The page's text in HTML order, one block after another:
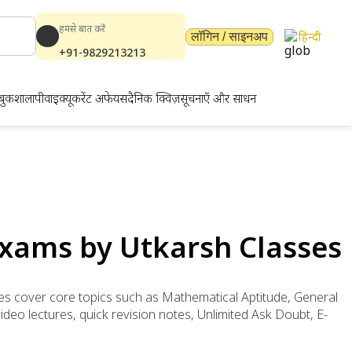
हमसे बात करें
+91-9829213213
लॉगिन / साइनअप हिन्दी
पीवाईक्यूकरेंट अफेयर्सदैनिक क्विज़सूचनाएँ और साधन
by Utkarsh Classes
cover core topics such as Mathematical Aptitude, General
lectures, quick revision notes, Unlimited Ask Doubt, E-